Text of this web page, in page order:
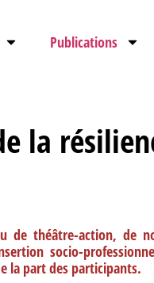
Publications
la
de théâtre-action, de
socio-
la part des participants.